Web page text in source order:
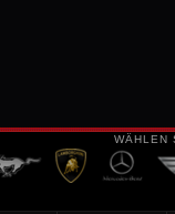
WÄHLEN